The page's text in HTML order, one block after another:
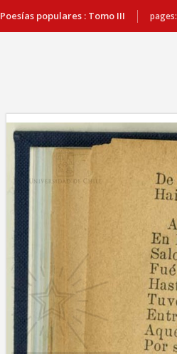
Poesías populares : Tomo III pages: